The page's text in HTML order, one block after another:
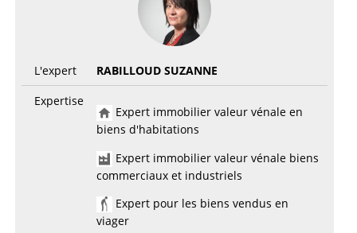
L'expert
RABILLOUD SUZANNE
Expertise
Expert immobilier valeur vénale en
biens d'habitations
Expert immobilier valeur vénale biens
commerciaux et industriels
Expert pour les biens vendus en
viager